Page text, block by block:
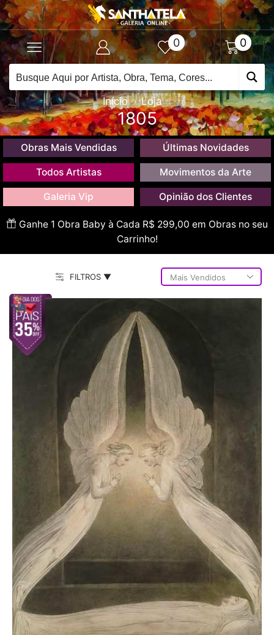
0 0
Início Loja
1805
Obras Mais Vendidas Últimas Novidades
Todos Artistas Movimentos da Arte
Galeria Vip Opinião dos Clientes
Ganhe 1 Obra Baby à Cada R$ 299,00 em Obras no seu
Carrinho!
FILTROS ▼